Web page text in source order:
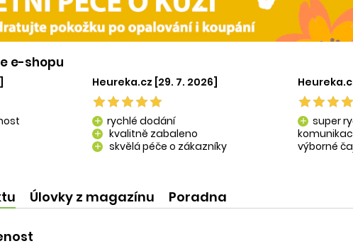
e-shopu
Heureka.cz [29. 7. 2026]
add rychlé dodání
add kvalitně zabaleno
add skvělá péče o zákazníky
add super
výborné
Úlovky z magazínu Poradna